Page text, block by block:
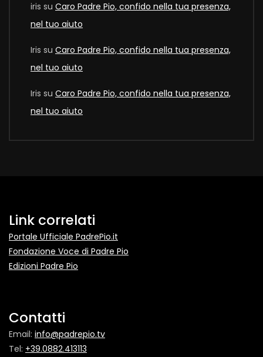
iris su Caro Padre Pio, confido nella tua presenza,
nel tuo aiuto
Iris su Caro Padre Pio, confido nella tua presenza,
nel tuo aiuto
Iris su Caro Padre Pio, confido nella tua presenza,
nel tuo aiuto
Link correlati
Portale Ufficiale PadrePio.it
Fondazione Voce di Padre Pio
Edizioni Padre Pio
Contatti
Email: info@padrepio.tv
Tel: +39.0882.413113